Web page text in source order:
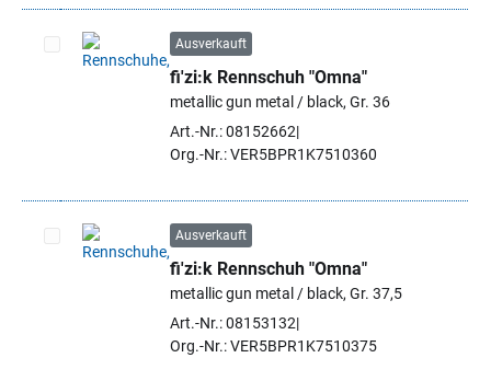
Artikel auswählen
Ausverkauft
fi'zi:k Rennschuh "Omna"
metallic gun metal / black, Gr. 36
Art.-Nr.: 08152662
Org.-Nr.: VER5BPR1K7510360
Artikel auswählen
Ausverkauft
fi'zi:k Rennschuh "Omna"
metallic gun metal / black, Gr. 37,5
Art.-Nr.: 08153132
Org.-Nr.: VER5BPR1K7510375